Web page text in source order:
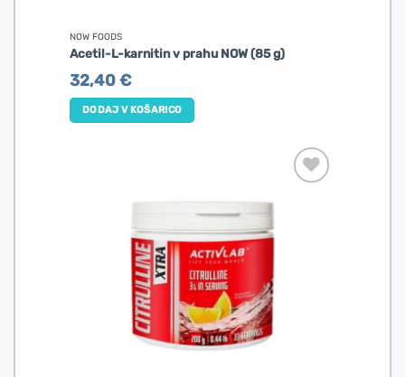
NOW FOODS
Acetil-L-karnitin v prahu NOW (85 g)
32,40€
DODAJ V KOŠARICO